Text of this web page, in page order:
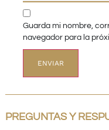
Guarda mi nombre,
navegador para la
PREGUNTAS Y